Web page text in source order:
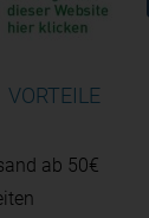
VORTEILE
ab 50€